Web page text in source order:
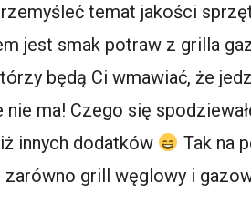
temat jakości
jest smak potraw z grilla
będą Ci wmawiać, że
ma! Czego się
innych dodatków
Tak na
grill węglowy i